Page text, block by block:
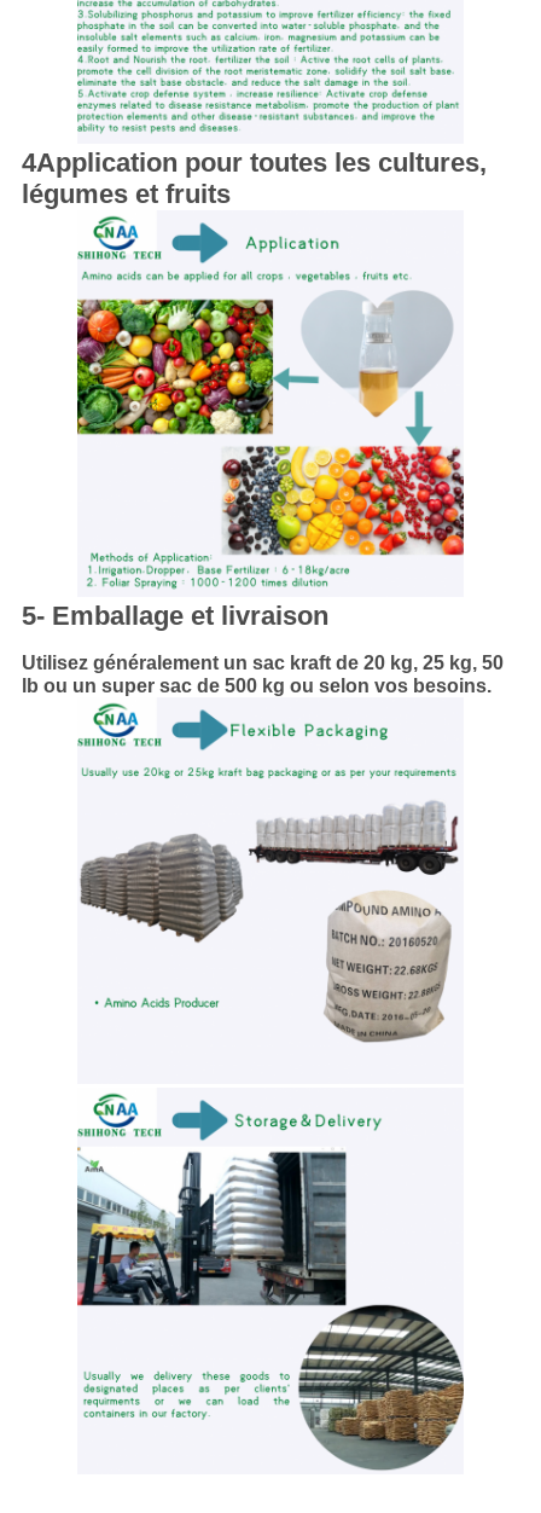
4Application pour toutes les cultures,
légumes et fruits
5- Emballage et livraison
Utilisez généralement un sac kraft de 20 kg, 25 kg, 50
lb ou un super sac de 500 kg ou selon vos besoins.